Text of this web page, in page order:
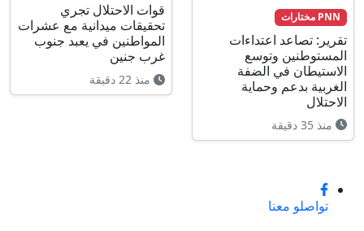
PNN مختارات
تقرير: تصاعد اعتداءات
المستوطنين وتوسع
الاستيطان في الضفة
الغربية بدعم وحماية
الاحتلال
منذ 35 دقيقة
قوات الاحتلال تجري
تحقيقات ميدانية مع عشرات
المواطنين في يعبد جنوب
غرب جنين
منذ 22 دقيقة
تواصلو معنا